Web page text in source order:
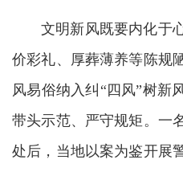
文明新风既要内化于
价彩礼、厚葬薄养等陈规
风易俗纳入纠“四风”树新
带头示范、严守规矩。一
处后，当地以案为鉴开展